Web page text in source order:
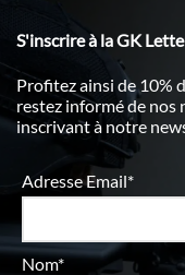
S'inscrire à la GK
Profitez ainsi de 10%
restez informé de nos
inscrivant à notre
Adresse Email*
Nom*